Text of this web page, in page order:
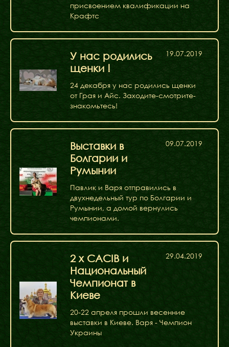
присвоением квалификации на
Крафтс
У нас родились
щенки !
24 декабря у нас родились щенки
от Грая и Айс. Заходите-смотрите-
знакомьтесь!
19.07.2019
Выставки в
Болгарии и
Румынии
Павлик и Варя отправились в
двухнедельный тур по Болгарии и
Румынии, а домой вернулись
чемпионами.
09.07.2019
2 x CACIB и
Национальный
Чемпионат в
Киеве
20-22 апреля прошли весенние
выставки в Киеве. Варя - Чемпион
Украины
29.04.2019